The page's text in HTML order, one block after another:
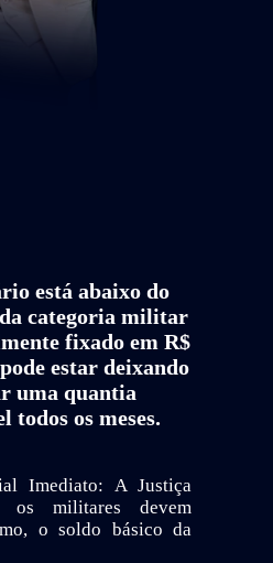
está abaixo do
categoria militar
fixado em R$
estar deixando
uma quantia
todos os meses.
Imediato: A Justiça
os militares devem
o soldo básico da